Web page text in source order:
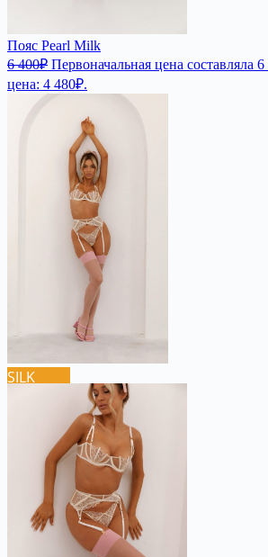
Пояс Pearl Milk
6 400₽ Первоначальная цена составляла
цена: 4 480₽.
SILK